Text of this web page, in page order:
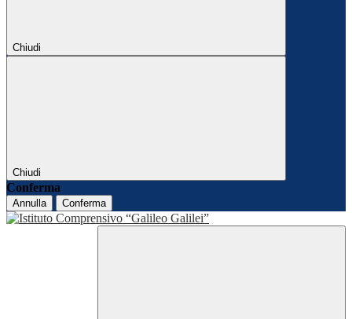
Chiudi
Chiudi
Conferma
Annulla Conferma